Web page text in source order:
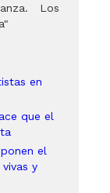
Los
en
que el
el
y